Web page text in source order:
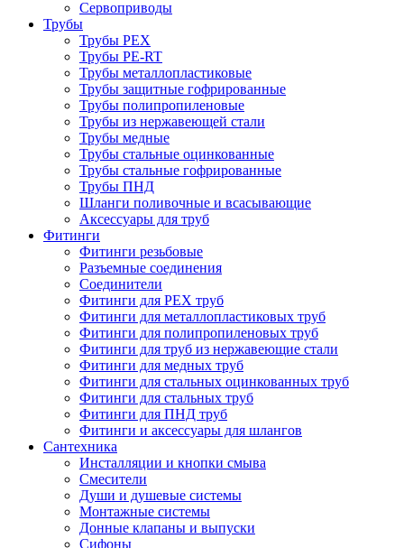
Сервоприводы
Трубы
Трубы PEX
Трубы PE-RT
Трубы металлопластиковые
Трубы защитные гофрированные
Трубы полипропиленовые
Трубы из нержавеющей стали
Трубы медные
Трубы стальные оцинкованные
Трубы стальные гофрированные
Трубы ПНД
Шланги поливочные и всасывающие
Аксессуары для труб
Фитинги
Фитинги резьбовые
Разъемные соединения
Соединители
Фитинги для PEX труб
Фитинги для металлопластиковых труб
Фитинги для полипропиленовых труб
Фитинги для труб из нержавеющие стали
Фитинги для медных труб
Фитинги для стальных оцинкованных труб
Фитинги для стальных труб
Фитинги для ПНД труб
Фитинги и аксессуары для шлангов
Сантехника
Инсталляции и кнопки смыва
Смесители
Души и душевые системы
Монтажные системы
Донные клапаны и выпуски
Сифоны